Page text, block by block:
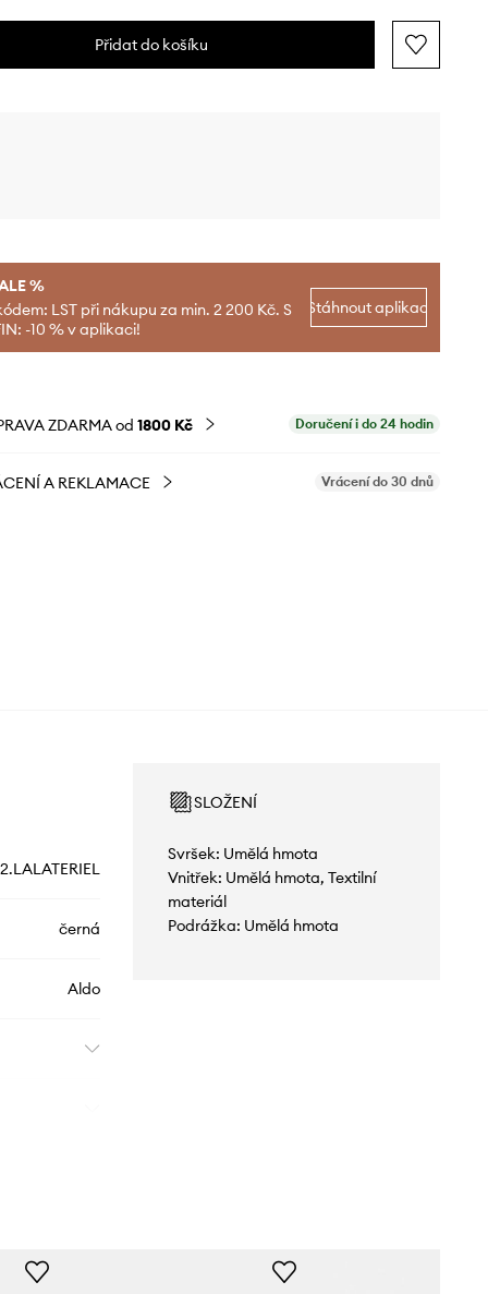
Přidat do košíku
%
LST při nákupu za min. 2 200 Kč. S
-10 % v aplikaci!
Stáhnout aplikaci
ZDARMA od 1800 Kč Doručení i do 24 hodin
A REKLAMACE Vrácení do 30 dnů
černá
Aldo
SLOŽENÍ
Svršek: Umělá hmota
Vnitřek: Umělá hmota, Textilní
materiál
Podrážka: Umělá hmota